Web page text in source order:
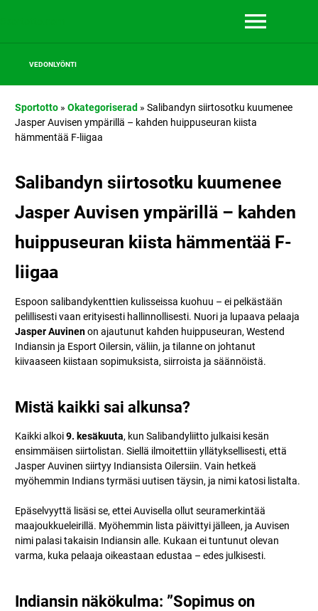
VEDONLYÖNTI
Sportotto » Okategoriserad » Salibandyn siirtosotku kuumenee
Jasper Auvisen ympärillä – kahden huippuseuran kiista
hämmentää F-liigaa
Salibandyn siirtosotku kuumenee
Jasper Auvisen ympärillä – kahden
huippuseuran kiista hämmentää F-
liigaa
Espoon salibandykenttien kulisseissa kuohuu – ei pelkästään
pelillisesti vaan erityisesti hallinnollisesti. Nuori ja lupaava pelaaja
Jasper Auvinenon ajautunut kahden huippuseuran, Westend
Indiansin ja Esport Oilersin, väliin, ja tilanne on johtanut
kiivaaseen kiistaan sopimuksista, siirroista ja säännöistä.
Mistä kaikki sai alkunsa?
Kaikki alkoi9. kesäkuuta, kun Salibandyliitto julkaisi kesän
ensimmäisen siirtolistan. Siellä ilmoitettiin yllätyksellisesti, että
Jasper Auvinen siirtyy Indiansista Oilersiin. Vain hetkeä
myöhemmin Indians tyrmäsi uutisen täysin, ja nimi katosi listalta.
Epäselvyyttä lisäsi se, ettei Auvisella ollut seuramerkintää
maajoukkueleirillä. Myöhemmin lista päivittyi jälleen, ja Auvisen
nimi palasi takaisin Indiansin alle. Kukaan ei tuntunut olevan
varma, kuka pelaaja oikeastaan edustaa – edes julkisesti.
Indiansin näkökulma: ”Sopimus on